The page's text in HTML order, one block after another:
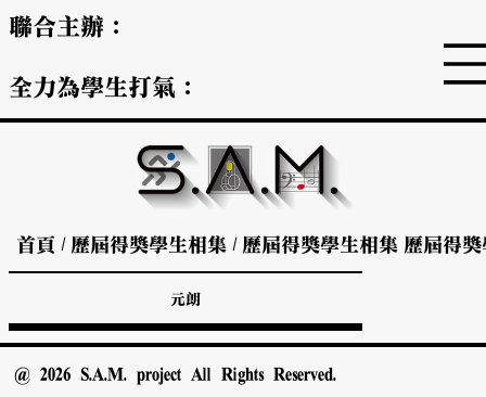
聯合主辦：
全力為學生打氣：
首頁 / 歷屆得獎學生相集 / 歷屆得獎學生相集 歷屆得
元朗
@ 2026 S.A.M. project All Rights Reserved.